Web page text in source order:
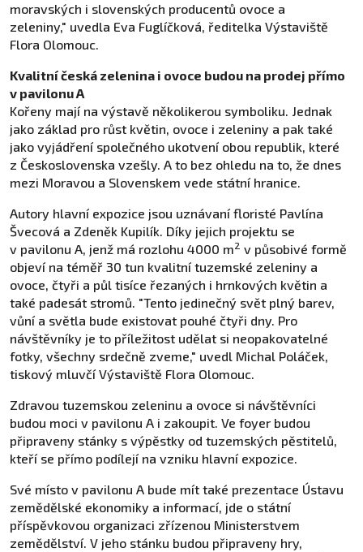
moravských i slovenských producentů ovoce a
zeleniny," uvedla Eva Fuglíčková, ředitelka Výstaviště
Flora Olomouc.
Kvalitní česká zelenina i ovoce budou na prodej přímo
v pavilonu A
Kořeny mají na výstavě několikerou symboliku. Jednak
jako základ pro růst květin, ovoce i zeleniny a pak také
jako vyjádření společného ukotvení obou republik, které
z Československa vzešly. A to bez ohledu na to, že dnes
mezi Moravou a Slovenskem vede státní hranice.
Autory hlavní expozice jsou uznávaní floristé Pavlína
Švecová a Zdeněk Kupilík. Díky jejich projektu se
v pavilonu A, jenž má rozlohu 4000 m2 v působivé formě
objeví na téměř 30 tun kvalitní tuzemské zeleniny a
ovoce, čtyři a půl tisíce řezaných i hrnkových květin a
také padesát stromů. "Tento jedinečný svět plný barev,
vůní a světla bude existovat pouhé čtyři dny. Pro
návštěvníky je to příležitost udělat si neopakovatelné
fotky, všechny srdečně zveme," uvedl Michal Poláček,
tiskový mluvčí Výstaviště Flora Olomouc.
Zdravou tuzemskou zeleninu a ovoce si návštěvníci
budou moci v pavilonu A i zakoupit. Ve foyer budou
připraveny stánky s výpěstky od tuzemských pěstitelů,
kteří se přímo podílejí na vzniku hlavní expozice.
Své místo v pavilonu A bude mít také prezentace Ústavu
zemědělské ekonomiky a informací, jde o státní
příspěvkovou organizaci zřízenou Ministerstvem
zemědělství. V jeho stánku budou připraveny hry,